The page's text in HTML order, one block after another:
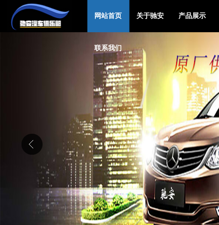
网站首页 关于驰安 产品展示
联系我们